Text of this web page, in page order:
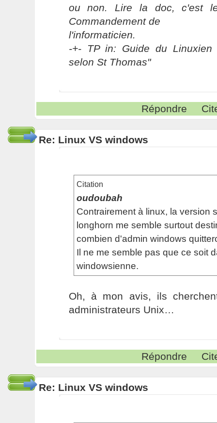
ou non. Lire la doc, c'est
Commandement de
l'informaticien.
-+- TP in: Guide du Linuxien
selon St Thomas"
Répondre
Re: Linux VS windows
Citation
oudoubah
Contrairement à linux, la version
longhorn me semble surtout
combien d'admin windows
Il ne me semble pas que ce soit
windowsienne.
Oh, à mon avis, ils
administrateurs Unix…
Répondre
Re: Linux VS windows